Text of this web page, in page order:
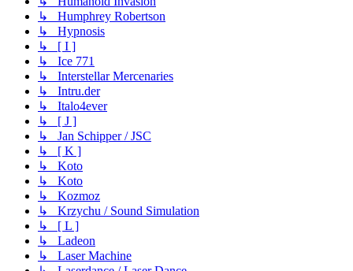
↳ Humphrey Robertson
↳ Hypnosis
↳ [ I ]
↳ Ice 771
↳ Interstellar Mercenaries
↳ Intru.der
↳ Italo4ever
↳ [ J ]
↳ Jan Schipper / JSC
↳ [ K ]
↳ Koto
↳ Koto
↳ Kozmoz
↳ Krzychu / Sound Simulation
↳ [ L ]
↳ Ladeon
↳ Laser Machine